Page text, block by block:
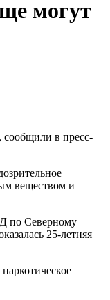
могут
сообщили в пресс-
веществом и
по Северному
25-летняя